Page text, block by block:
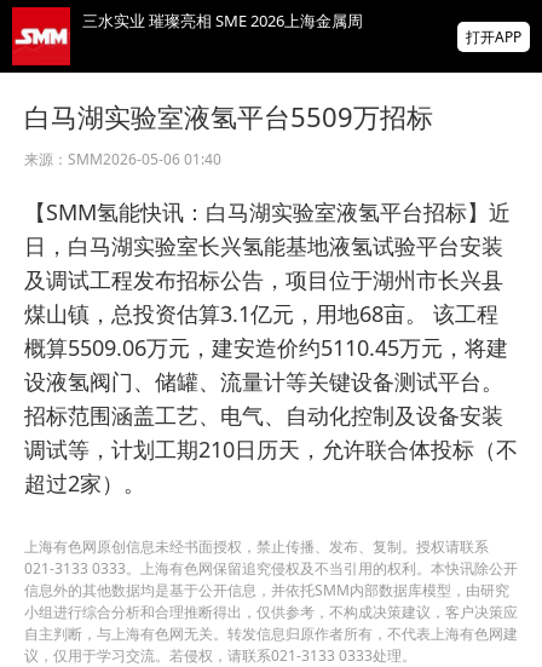
三水实业 璀璨亮相 SME 2026上海金属周
碳酸锂、沪金涨逾2%【SMM日评】
供需面有支撑 沪铜高位调整【8月10日SHFE
掌上有色
为有色行业打造的神器
打开APP
白马湖实验室液氢平台5509万招标
来源： SMM2026-05-06 01:40
【SMM氢能快讯：白马湖实验室液氢平台招标】近
日，白马湖实验室长兴氢能基地液氢试验平台安装
及调试工程发布招标公告，项目位于湖州市长兴县
煤山镇，总投资估算3.1亿元，用地68亩。 该工程
概算5509.06万元，建安造价约5110.45万元，将建
设液氢阀门、储罐、流量计等关键设备测试平台。
招标范围涵盖工艺、电气、自动化控制及设备安装
调试等，计划工期210日历天，允许联合体投标（不
超过2家）。
上海有色网原创信息未经书面授权，禁止传播、发布、复制。授权请联系
021-3133 0333。上海有色网保留追究侵权及不当引用的权利。本快讯除公开
信息外的其他数据均是基于公开信息，并依托SMM内部数据库模型，由研究
小组进行综合分析和合理推断得出，仅供参考，不构成决策建议，客户决策应
自主判断，与上海有色网无关。转发信息归原作者所有，不代表上海有色网建
议，仅用于学习交流。若侵权，请联系021-3133 0333处理。